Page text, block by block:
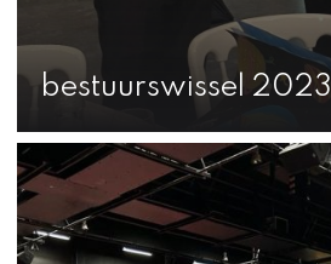
bestuurswissel 2023